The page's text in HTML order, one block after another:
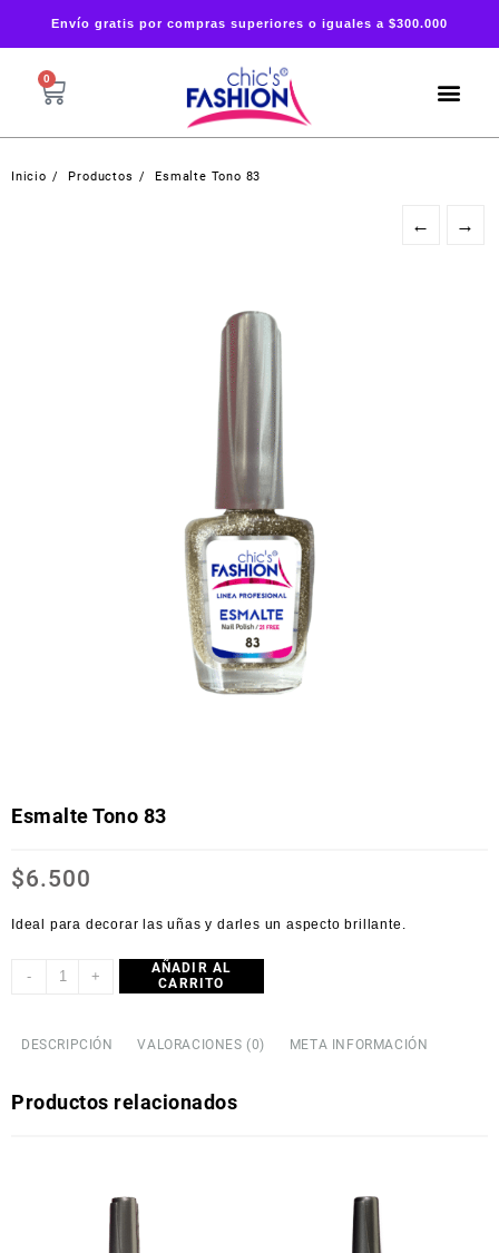
Envío gratis por compras superiores o iguales a $300.000
0
Inicio Productos Esmalte Tono 83
← →
Esmalte Tono 83
$6.500
Ideal para decorar las uñas y darles un aspecto brillante.
- +
AÑADIR AL
CARRITO
DESCRIPCIÓN VALORACIONES (0) META INFORMACIÓN
Productos relacionados